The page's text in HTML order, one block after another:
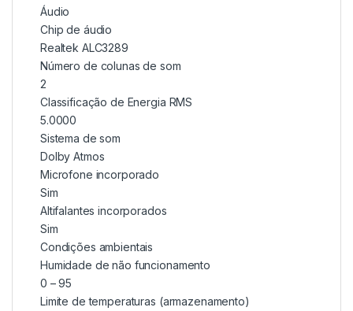
Áudio
Chip de áudio
Realtek ALC3289
Número de colunas de som
2
Classificação de Energia RMS
5.0000
Sistema de som
Dolby Atmos
Microfone incorporado
Sim
Altifalantes incorporados
Sim
Condições ambientais
Humidade de não funcionamento
0 – 95
Limite de temperaturas (armazenamento)